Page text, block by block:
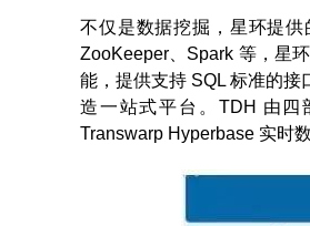
不仅是数据挖掘，星环提供
ZooKeeper、Spark 等，星
能，提供支持 SQL 标准的
造一站式平台。TDH 由四
Transwarp Hyperbase 实时